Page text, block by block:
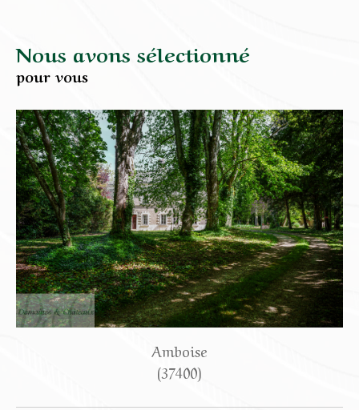
Nous avons sélectionné
pour vous
Amboise
(37400)